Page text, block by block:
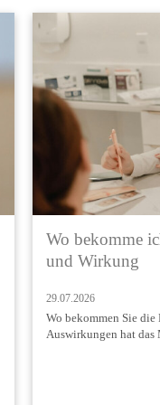
Wo bekomme
und Wirkung
29.07.2026
Wo bekommen Sie
Auswirkungen hat das